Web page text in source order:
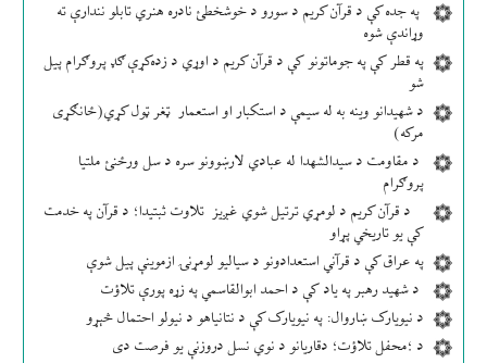
په جده کې د قرآن کریم د سورو د خوشخطئ نادره هنري تابلو نندارې ته
وړاندې شوه
په قطر کې په جوماتونو کې د قرآن کریم د اوړي د زده‌کړې ګډ پروګرام پیل
شو
د شهیدانو وینه به له سیمې د استکبار او استعمار ټغر ټول کړي(ځانګړی
مرکه)
د مقاومت د سیدالشهدا له عبادي لارښوونو سره د سل ورځنئ ملتیا
پروګرام
د قرآن کریم د لومړي ترتیل شوي غږیز تلاوت ثبتیدا؛ د قرآن په خدمت
کې یو تاریخي پړاو
په عراق کې د قرآني استعدادونو د سیالیو لومړنۍ ازموینې پیل شوې
د شهید رهبر په یاد کې د احمد ابوالقاسمي په زړه پورې تلاؤت
د نیویارک ښاروال: په نیویارک کې د نتانیاهو د نیولو احتمال څېړو
د ؛محفل تلاؤت؛ دقاریانو د نوي نسل دروزنې یو فرصت دی